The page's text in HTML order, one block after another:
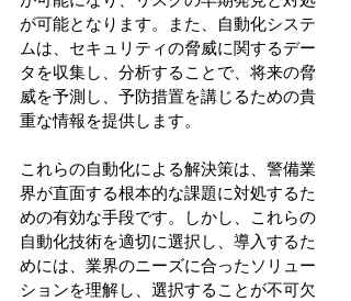
が可能となります。また、自動化システ
ムは、セキュリティの脅威に関するデー
タを収集し、分析することで、将来の脅
威を予測し、予防措置を講じるための貴
重な情報を提供します。
これらの自動化による解決策は、警備業
界が直面する根本的な課題に対処するた
めの有効な手段です。しかし、これらの
自動化技術を適切に選択し、導入するた
めには、業界のニーズに合ったソリュー
ションを理解し、選択することが不可欠